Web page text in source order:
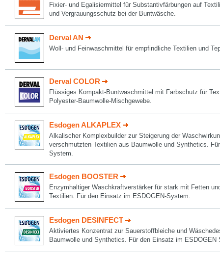
Fixier- und Egalisiermittel für Substantivfärbungen auf
und Vergrauungsschutz bei der Buntwäsche.
Derval AN
Woll- und Feinwaschmittel für empfindliche Textilien und
Derval COLOR
Flüssiges Kompakt-Buntwaschmittel mit Farbschutz für
Polyester-Baumwolle-Mischgewebe.
Esdogen ALKAPLEX
Alkalischer Komplexbuilder zur Steigerung der
verschmutzten Textilien aus Baumwolle und Synthetics.
System.
Esdogen BOOSTER
Enzymhaltiger Waschkraftverstärker für stark mit Fetten
Textilien. Für den Einsatz im ESDOGEN-System.
Esdogen DESINFECT
Aktiviertes Konzentrat zur Sauerstoffbleiche und
Baumwolle und Synthetics. Für den Einsatz im ESDOGEN